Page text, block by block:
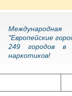
Международная
"Европейские
249 городов
наркотиков!